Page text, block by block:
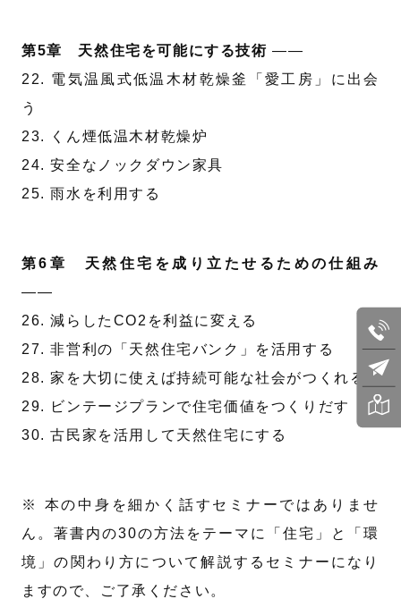
第5章 天然住宅を可能にする技術 ——
22. 電気温風式低温木材乾燥釜「愛工房」に出会
う
23. くん煙低温木材乾燥炉
24. 安全なノックダウン家具
25. 雨水を利用する
第6章 天然住宅を成り立たせるための仕組み
——
26. 減らしたCO2を利益に変える
27. 非営利の「天然住宅バンク」を活用する
28. 家を大切に使えば持続可能な社会がつくれる
29. ビンテージプランで住宅価値をつくりだす
30. 古民家を活用して天然住宅にする
※ 本の中身を細かく話すセミナーではありませ
ん。著書内の30の方法をテーマに「住宅」と「環
境」の関わり方について解説するセミナーになり
ますので、ご了承ください。